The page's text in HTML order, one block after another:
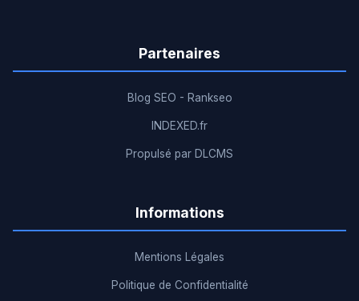
Partenaires
Blog SEO - Rankseo
INDEXED.fr
Propulsé par DLCMS
Informations
Mentions Légales
Politique de Confidentialité